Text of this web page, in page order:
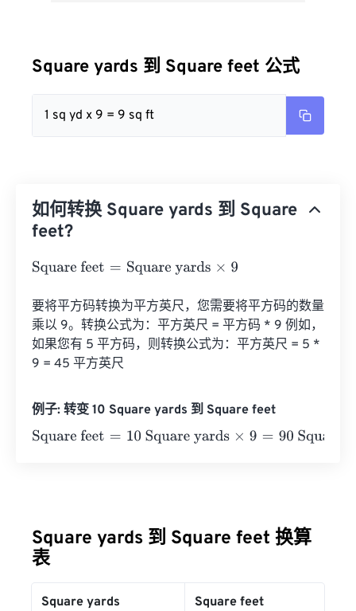
Square yards 到 Square feet 公式
1 sq yd x 9 = 9 sq ft
如何转换 Square yards 到 Square
feet?
Square feet= Square yards×9
要将平方码转换为平方英尺，您需要将平方码的数量
乘以 9。转换公式为：平方英尺 = 平方码 * 9 例如，
如果您有 5 平方码，则转换公式为：平方英尺 = 5 *
9 = 45 平方英尺
例子: 转变 10 Square yards 到 Square feet
Square feet= 10 Square yards×9=90 Square feet
Square yards 到 Square feet 换算
表
Square yards Square feet